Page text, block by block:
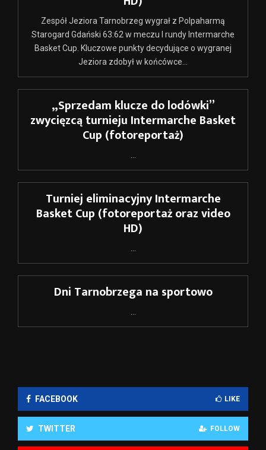
Zespół Jeziora Tarnobrzeg wygrał z Polpaharmą
Starogard Gdański 63:62 w meczu I rundy Intermarche
Basket Cup. Kluczowe punkty decydujące o wygranej
Jeziora zdobył w końcówce...
„Sprzedam klucze do lodówki”
zwycięzcą turnieju Intermarche Basket
Cup (fotoreportaż)
...
Turniej eliminacyjny Intermarche
Basket Cup (fotoreportaż oraz video
HD)
...
Dni Tarnobrzega na sportowo
...
FACEBOOK LIKE
TWITTER FOLLOW